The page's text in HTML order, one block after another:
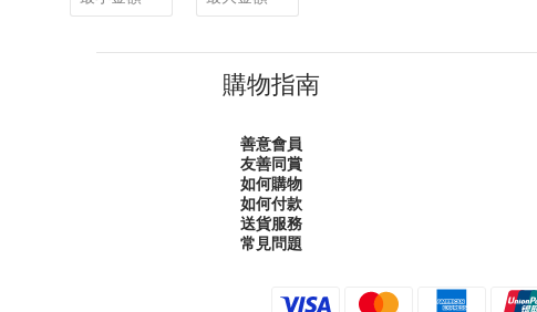
購物指南
善意會員
友善同賞
如何購物
如何付款
送貨服務
常見問題